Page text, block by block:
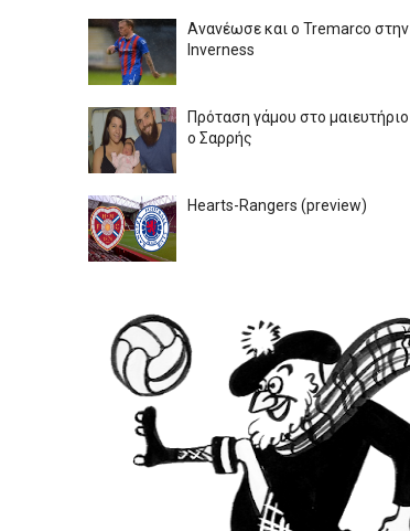
Ανανέωσε και ο Tremarco στην
Inverness
Πρόταση γάμου στο μαιευτήριο
ο Σαρρής
Hearts-Rangers (preview)